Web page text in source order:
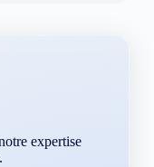
expertise